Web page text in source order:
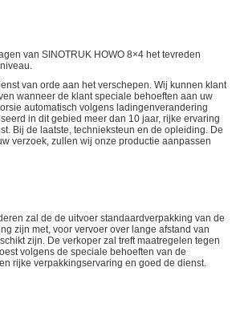
van SINOTRUK HOWO 8×4 het tevreden
van orde aan het verschepen. Wij kunnen klant
wanneer de klant speciale behoeften aan uw
automatisch volgens ladingenverandering
in dit gebied meer dan 10 jaar, rijke ervaring
Bij de laatste, technieksteun en de opleiding. De
verzoek, zullen wij onze productie aanpassen
zal de de uitvoer standaardverpakking van de
zijn met, voor vervoer over lange afstand van
zijn. De verkoper zal treft maatregelen tegen
volgens de speciale behoeften van de
rijke verpakkingservaring en goed de dienst.